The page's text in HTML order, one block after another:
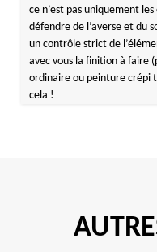
ce n’est pas uniquement
défendre de l’averse et du
un contrôle strict de
avec vous la finition à faire
ordinaire ou peinture crépi
cela !